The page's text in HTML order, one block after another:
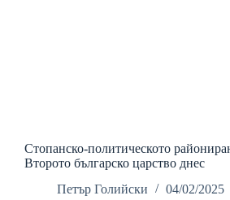
Стопанско-политическото
Второто българско царство днес
Петър Голийски
04/02/2025